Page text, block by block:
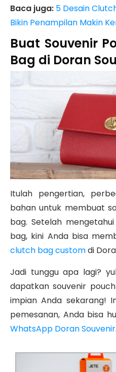
Baca juga: 5 Desain
Bikin Penampilan Makin
Buat Souvenir
Bag di Doran
Itulah pengertian,
bahan untuk membuat
bag. Setelah
bag, kini Anda bisa
clutch bag customdi
Jadi tunggu apa lagi?
dapatkansouvenir
impian Anda sekarang!
pemesanan, Anda bisa
WhatsApp Doran Souvenir